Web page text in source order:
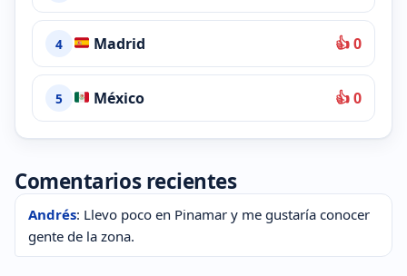
4 Madrid 👍 0
5 México 👍 0
Comentarios recientes
Andrés: Llevo poco en Pinamar y me gustaría conocer
gente de la zona.